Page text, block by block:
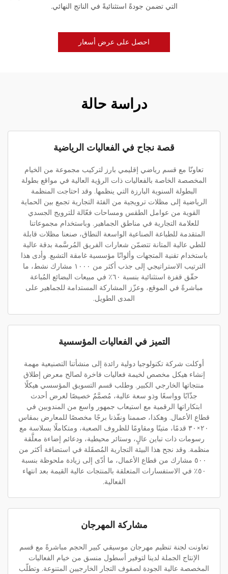
التي تضمن جودةً استثنائيةً في الناتج النهائي.
احصل على عرض أسعار
دراسة حالة
قصة نجاح في الفعاليات الرياضية
تعاونّا مع قسم رياضي إقليمي بارز لتركيب مجموعة من الخيام
المخصصة الخاصة بالفعاليات ذات الرؤية العالية في مواقع بطولة
البطولة السنوية البارزة التي ينظمها. وقد احتاجت المنظمة
الرياضية إلى مظلات ترويجية من الفئة التجارية تجمع بين الحماية
القوية من عوامل الطقس ومساحات فعّالة للترويج الجسدي
للعلامة التجارية في مناطق الجماهير. وباستخدام مجموعاتنا
المتقدمة للطباعة الصناعية الواسعة النطاق، صنعنا مظلات قابلة
للطي عالية المتانة تتضمّن شعارات الفريق المُرسَّمة بدقة عالية
باستخدام تقنية المتجهات وألوانًا مؤسسية غامقة التشبع. وأدى هذا
الترتيب الاستراتيجي إلى جذب أكثر من ١٠٠٠ مشارك نشط، ما
حقّق قفزة استثنائية بنسبة ٦٠٪ في مبيعات البضائع المُباعة
مباشرةً في الموقع، وعزّز المشاركة المستدامة للجماهير على
المدى الطويل.
التميز في الفعاليات المؤسسية
أوكلت شركة تكنولوجيا دولية رائدة إلى منشأتنا التصنيعية مهمة
إنشاء هيكل مخصص لخيمة فعاليات فاخرة لصالح معرض إطلاق
منتجاتها الخارجي الكبير. وطلب قسم التسويق المؤسسي هيكلًا
جذّابًا وواسعًا وذو سعة عالية، مُصمَّمٌ خصيصًا لعرض أحدث
ابتكاراتها الرقمية مع استيعاب جمهور واسع من المندوبين في
قطاع الأعمال. وهكذا، صممنا ونفّذنا برجًا مخصصًا للمعارض بمقاس
٢٠×٣٠ قدمًا، متينًا ومقاومًا للظروف الصعبة، ومتكاملًا بسلاسة مع
رسومات ذات تباين عالٍ، وستائر محيطية، ودعائم إضاءة معلَّقة
منظمة. وقد نجح هذا البيئة التجارية المُصقَلة في استضافة أكثر من
٥٠٠ مشارك من قطاع الأعمال، ما أدّى إلى زيادة ملحوظة بنسبة
٥٠٪ في الاستفسارات المتعلقة بالمنتجات عالية القيمة بعد انتهاء
الفعالية.
مشاركة المهرجان
تعاونت لجنة تنظيم مهرجان موسيقي كبير الحجم مباشرةً مع قسم
الإنتاج الجملة لدينا لتوفير أسطول منسق من خيام الفعاليات
المخصصة عالية الجودة لصفوف التجار الخارجيين المتنوعة. وتطلّب